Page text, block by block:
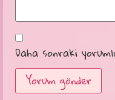
Daha sonraki